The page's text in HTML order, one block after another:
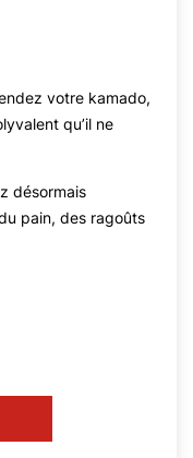
votre kamado,
qu’il ne
désormais
pain, des ragoûts